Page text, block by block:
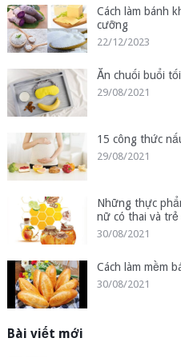
Cách làm bánh
cưỡng
22/12/2023
Ăn chuối buổi
29/08/2021
15 công thức
29/08/2021
Những thực
nữ có thai và trẻ
30/08/2021
Cách làm mềm
30/08/2021
Bài viết mới